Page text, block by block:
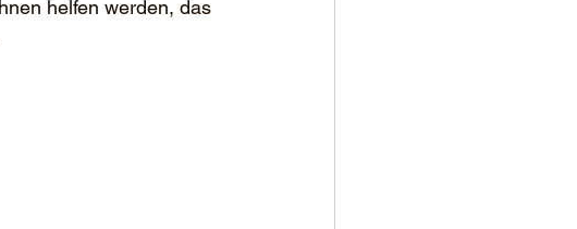
helfen werden, das